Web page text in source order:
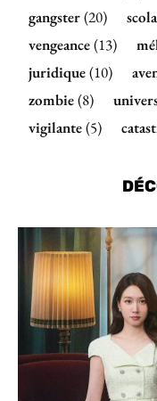
gangster(20)
vengeance(13)
juridique(10)
zombie(8)
vigilante(5)